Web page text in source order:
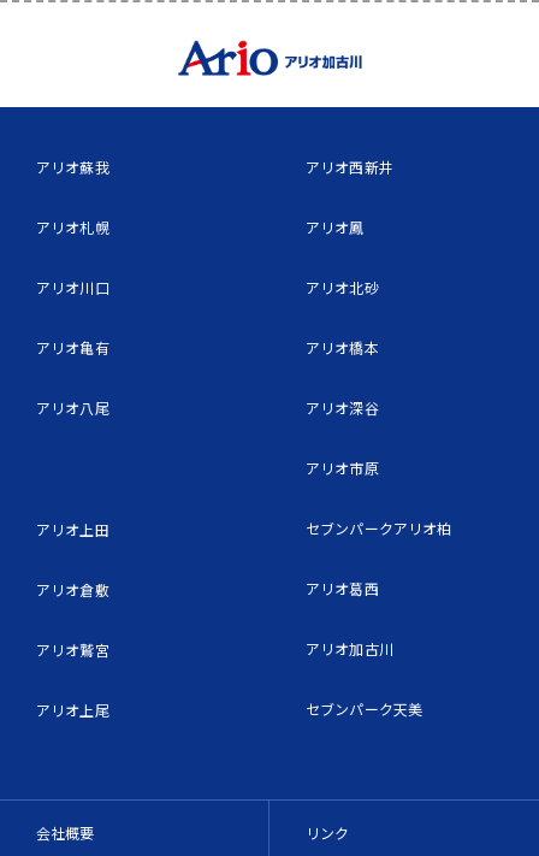
アリオ蘇我
アリオ札幌
アリオ川口
アリオ亀有
アリオ八尾
アリオ上田
アリオ倉敷
アリオ鷲宮
アリオ上尾
アリオ西新井
アリオ鳳
アリオ北砂
アリオ橋本
アリオ深谷
アリオ市原
セブンパークアリオ柏
アリオ葛西
アリオ加古川
セブンパーク天美
会社概要 リンク